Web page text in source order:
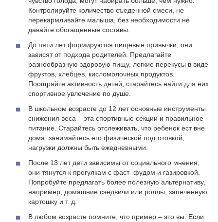
Контролируйте количество съеденной смеси, не
перекармливайте малыша, без необходимости не
давайте обогащенные составы.
До пяти лет формируются пищевые привычки, они
зависят от подхода родителей. Предлагайте
разнообразную здоровую пищу, легкие перекусы в виде
фруктов, хлебцев, кисломолочных продуктов.
Поощряйте активность детей, старайтесь найти для них
спортивное увлечение по душе.
В школьном возрасте до 12 лет основные инструменты
снижения веса – эта спортивные секции и правильное
питание. Старайтесь отслеживать, что ребенок ест вне
дома, занимайтесь его физической подготовкой,
нагрузки должны быть ежедневными.
После 13 лет дети зависимы от социального мнения,
они тянутся к прогулкам с фаст–фудом и газировкой.
Попробуйте предлагать более полезную альтернативу,
например, домашние сэндвичи или роллы, запеченную
картошку и т. д.
В любом возрасте помните, что пример – это вы. Если